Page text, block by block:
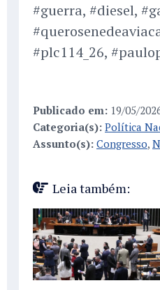
#guerra, #diesel,
#plc114_26,
Publicado em: 19/05/
Categoria(s): Política
Assunto(s): Congresso,
Leia também: